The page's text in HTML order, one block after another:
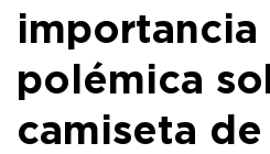
importancia
polémica
camiseta de